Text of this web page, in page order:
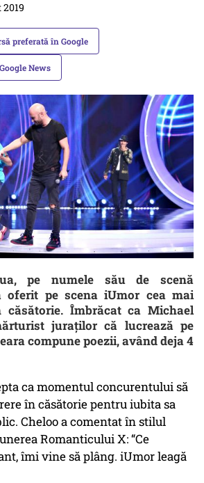
preferată în Google
News
pe numele său de scenă
oferit pe scena iUmor cea mai
căsătorie. Îmbrăcat ca Michael
juraților că lucrează pe
compune poezii, având deja 4
ca momentul concurentului să
în căsătorie pentru iubita sa
Cheloo a comentat în stilul
Romanticului X: “Ce
îmi vine să plâng. iUmor leagă